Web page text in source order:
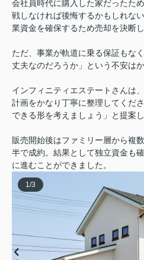
会社員時代に購入した家だったた
戦しなければ後悔するかもしれな
業資金を確保するため売却を決断し
ただ、事業が軌道に乗る保証もな
丈夫なのだろうか」という不安は
インフィニティエステートさんは
計画をかなり丁寧に整理してくだ
できる形を考えましょう」と提案
販売開始後はファミリー層から複
半で成約。結果として独立資金も
に進むことができました。
1/3